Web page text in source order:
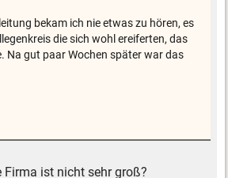
bekam ich nie etwas zu hören, es
die sich wohl ereiferten, das
Na gut paar Wochen später war das
Firma ist nicht sehr groß?